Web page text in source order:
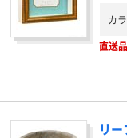
カ
直送品
リ